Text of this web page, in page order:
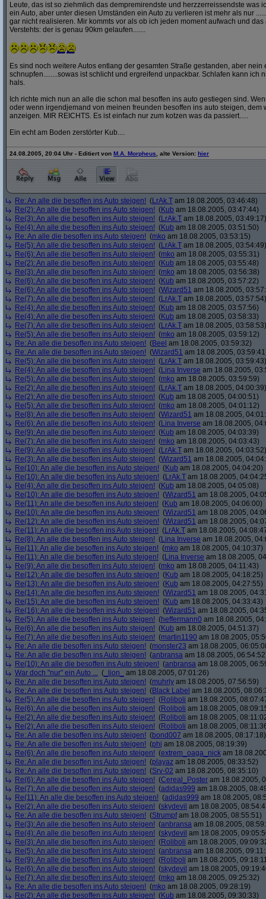
Leute, das ist so ziehmlich das dempremirendste und herzzerreissendste was
ein Auto, aber unter diesen Umständen ein Auto zu verlieren ist mehr als nur
gar nicht realisieren. Mir kommts vor als ob ich jeden moment aufwach und das
Verstehts: der is genau 90km gelaufen.......
Es sind noch weitere Autos entlang der gesamten Straße gestanden, aber nein
schnupfen........sowas ist schlicht und ergreifend unpackbar. Schlafen kann ich
hals.
Ich richte mich nun an alle die schon mal besoffen ins auto gestiegen sind.
oder wenn irgendjemand von meinen freunden besoffen ins auto steigen, dem
anzeigen. MIR REICHTS. Es ist einfach nur zum kotzen was da passiert.....
Ein echt am Boden zerstörter Kub....
24.08.2005, 20:04 Uhr - Editiert von M.A. Morpheus , alte Version: hier
Re: An alle die besoffen ins Auto steigen! (LrAk.T am 18.08.2005, 03:46:48)
Re(2): An alle die besoffen ins Auto steigen! (Kub am 18.08.2005, 03:47:44)
Re(3): An alle die besoffen ins Auto steigen! (LrAk.T am 18.08.2005, 03:49:17)
Re(4): An alle die besoffen ins Auto steigen! (Kub am 18.08.2005, 03:51:50)
Re: An alle die besoffen ins Auto steigen! (mko am 18.08.2005, 03:53:15)
Re(5): An alle die besoffen ins Auto steigen! (LrAk.T am 18.08.2005, 03:54:49)
Re(6): An alle die besoffen ins Auto steigen! (mko am 18.08.2005, 03:55:31)
Re(2): An alle die besoffen ins Auto steigen! (Kub am 18.08.2005, 03:55:48)
Re(3): An alle die besoffen ins Auto steigen! (mko am 18.08.2005, 03:56:38)
Re(6): An alle die besoffen ins Auto steigen! (Kub am 18.08.2005, 03:57:22)
Re(6): An alle die besoffen ins Auto steigen! (Wizard51 am 18.08.2005,
Re(7): An alle die besoffen ins Auto steigen! (LrAk.T am 18.08.2005, 03:57:54)
Re(4): An alle die besoffen ins Auto steigen! (Kub am 18.08.2005, 03:57:56)
Re(4): An alle die besoffen ins Auto steigen! (Kub am 18.08.2005, 03:58:33)
Re(7): An alle die besoffen ins Auto steigen! (LrAk.T am 18.08.2005, 03:58:53)
Re(5): An alle die besoffen ins Auto steigen! (mko am 18.08.2005, 03:59:12)
Re: An alle die besoffen ins Auto steigen! (Beel am 18.08.2005, 03:59:32)
Re: An alle die besoffen ins Auto steigen! (Wizard51 am 18.08.2005,
Re(5): An alle die besoffen ins Auto steigen! (LrAk.T am 18.08.2005, 03:59:43)
Re(4): An alle die besoffen ins Auto steigen! (Lina Inverse am 18.08.2005,
Re(5): An alle die besoffen ins Auto steigen! (mko am 18.08.2005, 03:59:59)
Re(2): An alle die besoffen ins Auto steigen! (LrAk.T am 18.08.2005, 04:00:39)
Re(2): An alle die besoffen ins Auto steigen! (Kub am 18.08.2005, 04:00:51)
Re(5): An alle die besoffen ins Auto steigen! (mko am 18.08.2005, 04:01:12)
Re(8): An alle die besoffen ins Auto steigen! (Wizard51 am 18.08.2005,
Re(6): An alle die besoffen ins Auto steigen! (Lina Inverse am 18.08.2005,
Re(9): An alle die besoffen ins Auto steigen! (Kub am 18.08.2005, 04:03:39)
Re(7): An alle die besoffen ins Auto steigen! (mko am 18.08.2005, 04:03:43)
Re(9): An alle die besoffen ins Auto steigen! (LrAk.T am 18.08.2005, 04:03:52)
Re(3): An alle die besoffen ins Auto steigen! (Wizard51 am 18.08.2005,
Re(10): An alle die besoffen ins Auto steigen! (Kub am 18.08.2005, 04:04:20)
Re(10): An alle die besoffen ins Auto steigen! (LrAk.T am 18.08.2005,
Re(4): An alle die besoffen ins Auto steigen! (Kub am 18.08.2005, 04:05:08)
Re(10): An alle die besoffen ins Auto steigen! (Wizard51 am 18.08.2005,
Re(11): An alle die besoffen ins Auto steigen! (Kub am 18.08.2005, 04:06:00)
Re(10): An alle die besoffen ins Auto steigen! (Wizard51 am 18.08.2005,
Re(12): An alle die besoffen ins Auto steigen! (Wizard51 am 18.08.2005,
Re(11): An alle die besoffen ins Auto steigen! (LrAk.T am 18.08.2005,
Re(8): An alle die besoffen ins Auto steigen! (Lina Inverse am 18.08.2005,
Re(11): An alle die besoffen ins Auto steigen! (mko am 18.08.2005, 04:10:37)
Re(11): An alle die besoffen ins Auto steigen! (Lina Inverse am 18.08.2005,
Re(9): An alle die besoffen ins Auto steigen! (mko am 18.08.2005, 04:11:43)
Re(12): An alle die besoffen ins Auto steigen! (Kub am 18.08.2005, 04:18:25)
Re(13): An alle die besoffen ins Auto steigen! (Kub am 18.08.2005, 04:27:55)
Re(14): An alle die besoffen ins Auto steigen! (Wizard51 am 18.08.2005,
Re(15): An alle die besoffen ins Auto steigen! (Kub am 18.08.2005, 04:33:43)
Re(16): An alle die besoffen ins Auto steigen! (Wizard51 am 18.08.2005,
Re(5): An alle die besoffen ins Auto steigen! (heffermann0 am 18.08.2005,
Re(6): An alle die besoffen ins Auto steigen! (Kub am 18.08.2005, 04:51:37)
Re(7): An alle die besoffen ins Auto steigen! (martin1190 am 18.08.2005,
Re: An alle die besoffen ins Auto steigen! (monster23 am 18.08.2005,
Re: An alle die besoffen ins Auto steigen! (anbransa am 18.08.2005,
Re(10): An alle die besoffen ins Auto steigen! (anbransa am 18.08.2005,
War doch "nur" ein Auto ... ( _lion_
am 18.08.2005, 07:01:26)
Re: An alle die besoffen ins Auto steigen! (muhrly am 18.08.2005, 07:56:59)
Re: An alle die besoffen ins Auto steigen! (Black Label am 18.08.2005,
Re(5): An alle die besoffen ins Auto steigen! (Roliboli am 18.08.2005,
Re(6): An alle die besoffen ins Auto steigen! (Roliboli am 18.08.2005,
Re(2): An alle die besoffen ins Auto steigen! (Roliboli am 18.08.2005,
Re(2): An alle die besoffen ins Auto steigen! (Roliboli am 18.08.2005,
Re: An alle die besoffen ins Auto steigen! (bond007 am 18.08.2005, 08:17:18)
Re: An alle die besoffen ins Auto steigen! (phj am 18.08.2005, 08:19:39)
Re(6): An alle die besoffen ins Auto steigen! (extrem_oaga_nick am
Re: An alle die besoffen ins Auto steigen! (playaz am 18.08.2005, 08:33:52)
Re: An alle die besoffen ins Auto steigen! (Srv-02 am 18.08.2005, 08:35:10)
Re(6): An alle die besoffen ins Auto steigen! (Cereal_Poster am 18.08.2005,
Re(7): An alle die besoffen ins Auto steigen! (adidas999 am 18.08.2005,
Re(11): An alle die besoffen ins Auto steigen! (adidas999 am 18.08.2005,
Re(2): An alle die besoffen ins Auto steigen! (skydevil am 18.08.2005,
Re: An alle die besoffen ins Auto steigen! (Strumpfam 18.08.2005, 08:55:51)
Re(3): An alle die besoffen ins Auto steigen! (anbransa am 18.08.2005,
Re(4): An alle die besoffen ins Auto steigen! (skydevil am 18.08.2005,
Re(3): An alle die besoffen ins Auto steigen! (Roliboli am 18.08.2005,
Re(5): An alle die besoffen ins Auto steigen! (anbransa am 18.08.2005,
Re(9): An alle die besoffen ins Auto steigen! (Roliboli am 18.08.2005,
Re(6): An alle die besoffen ins Auto steigen! (skydevil am 18.08.2005,
Re(7): An alle die besoffen ins Auto steigen! (mko am 18.08.2005, 09:25:32)
Re: An alle die besoffen ins Auto steigen! (mko am 18.08.2005, 09:28:19)
Re(2): An alle die besoffen ins Auto steigen! (Kub am 18.08.2005, 09:30:33)